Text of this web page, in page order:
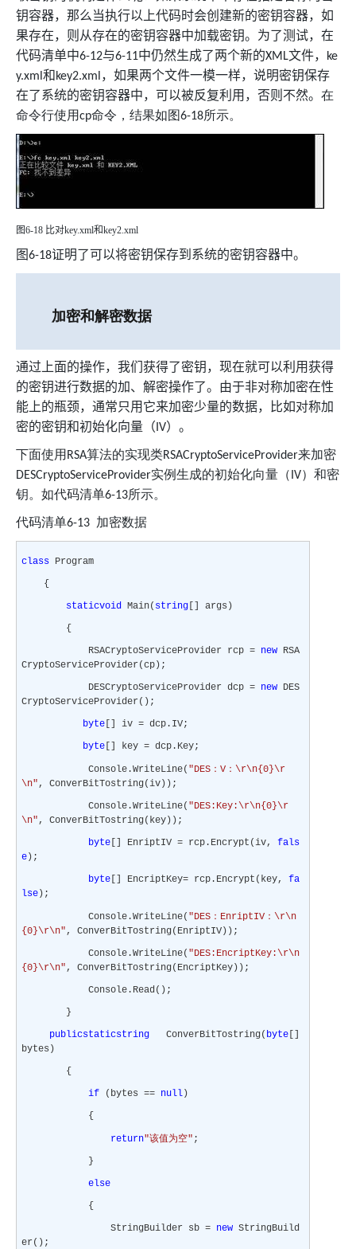
钥容器，那么当执行以上代码时会创建新的密钥容器，如
果存在，则从存在的密钥容器中加载密钥。为了测试，在
代码清单中6-12与6-11中仍然生成了两个新的XML文件，
ke
y.xml 和 key2.xml ，如果两个文件一模一样，说明密钥保存
在了系统的密钥容器中，可以被反复利用，否则不然。 在
命令行使用cp命令，结果如图6-18所示。
图6-18 比对key.xml和key2.xml
图6-18证明了可以将密钥保存到系统的密钥容器中。
加密和解密数据
通过上面的操作，我们获得了密钥，现在就可以利用获得
的密钥进行数据的加、解密操作了。由于非对称加密在性
能上的瓶颈，通常只用它来加密少量的数据，比如对称加
密的密钥和初始化向量（ IV）。
下面使用 RSA算法的实现类RSACryptoServiceProvider来加密
DESCryptoServiceProvider实例生成的初始化向量（ IV）和密
钥。如代码清单6-13所示。
代码清单6-13 加密数据
classProgram
{
staticvoid Main( string[] args)
{
RSACryptoServiceProvider rcp = newRSA
CryptoServiceProvider(cp);
DESCryptoServiceProvider dcp = newDES
CryptoServiceProvider();
byte[] iv = dcp.IV;
byte[] key = dcp.Key;
Console.WriteLine( "DES： V： \r\n{0}\r
\n" , ConverBitTostring(iv));
Console.WriteLine( "DES:Key:\r\n{0}\r
\n" , ConverBitTostring(key));
byte[] EnriptIV = rcp.Encrypt(iv, fals
e);
byte[] EncriptKey= rcp.Encrypt(key, fa
lse);
Console.WriteLine( "DES： EnriptIV： \r\n
{0}\r\n" , ConverBitTostring(EnriptIV));
Console.WriteLine( "DES:EncriptKey:\r\n
{0}\r\n" , ConverBitTostring(EncriptKey));
Console.Read();
}
publicstaticstringConverBitTostring( byte[]
bytes)
{
if(bytes == null)
{
return"该值为空" ;
}
else
{
StringBuilder sb = newStringBuild
er();